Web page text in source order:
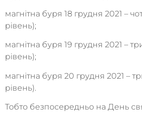
магнітна буря 18 грудня 2021 –
рівень);
магнітна буря 19 грудня 2021 –
рівень);
магнітна буря 20 грудня 2021 –
рівень).
Тобто безпосередньо на День